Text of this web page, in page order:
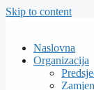
Skip to content
Naslovna
Organizacija